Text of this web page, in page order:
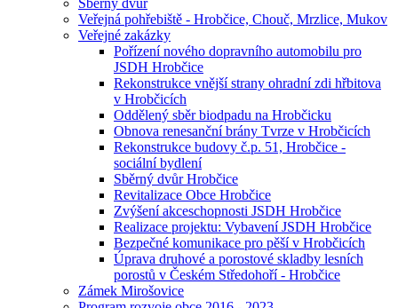
Sběrný dvůr
Veřejná pohřebiště - Hrobčice, Chouč, Mrzlice, Mukov
Veřejné zakázky
Pořízení nového dopravního automobilu pro
JSDH Hrobčice
Rekonstrukce vnější strany ohradní zdi hřbitova
v Hrobčicích
Oddělený sběr biodpadu na Hrobčicku
Obnova renesanční brány Tvrze v Hrobčicích
Rekonstrukce budovy č.p. 51, Hrobčice -
sociální bydlení
Sběrný dvůr Hrobčice
Revitalizace Obce Hrobčice
Zvýšení akceschopnosti JSDH Hrobčice
Realizace projektu: Vybavení JSDH Hrobčice
Bezpečné komunikace pro pěší v Hrobčicích
Úprava druhové a porostové skladby lesních
porostů v Českém Středohoří - Hrobčice
Zámek Mirošovice